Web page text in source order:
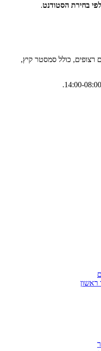
בחירת הסטודנט.
רצופים, כולל סמסטר קיץ,
ראשון